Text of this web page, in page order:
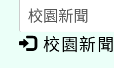
月28日止
動」
開 智慧啟
「2026
關事宜
轉知教
國立臺
函轉國
校園新